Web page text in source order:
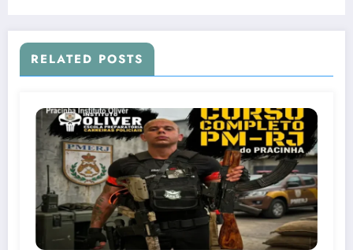
RELATED POSTS